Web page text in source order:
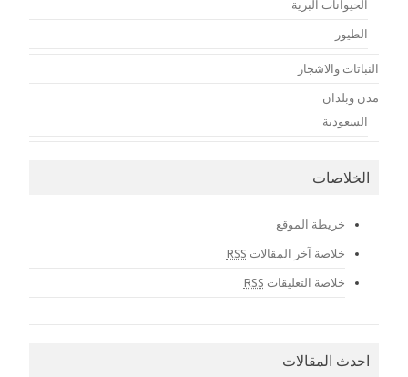
الحيوانات البرية
الطيور
النباتات والاشجار
مدن وبلدان
السعودية
الخلاصات
خريطة الموقع
خلاصة آخر المقالات RSS
خلاصة التعليقات RSS
احدث المقالات